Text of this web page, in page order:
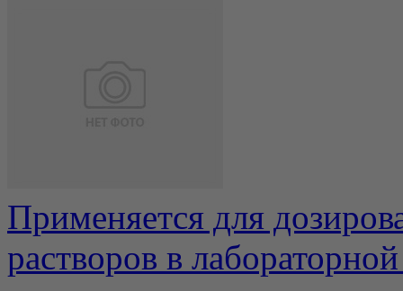
Применяется для
растворов в